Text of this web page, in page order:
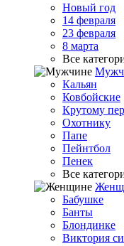
Новый год
14 февраля
23 февраля
8 марта
Все
Кальян
Ковбойские
Крутому
Охотнику
Папе
Пейнтбол
Пенек
Все
Бабушке
Банты
Блондинке
Виктория